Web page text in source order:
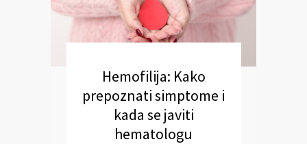
Hemofilija: Kako
prepoznati simptome i
kada se javiti
hematologu